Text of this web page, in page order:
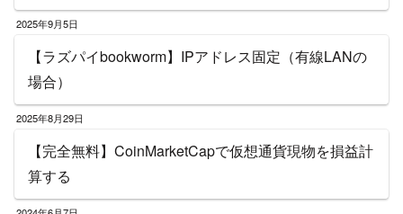
2025年9月5日
【ラズパイbookworm】IPアドレス固定（有線LANの
場合）
2025年8月29日
【完全無料】CoinMarketCapで仮想通貨現物を損益計
算する